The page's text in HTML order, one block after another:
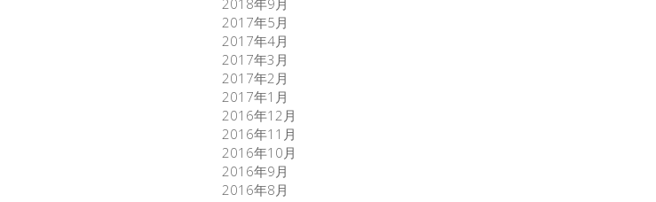
2018年9月
2017年5月
2017年4月
2017年3月
2017年2月
2017年1月
2016年12月
2016年11月
2016年10月
2016年9月
2016年8月